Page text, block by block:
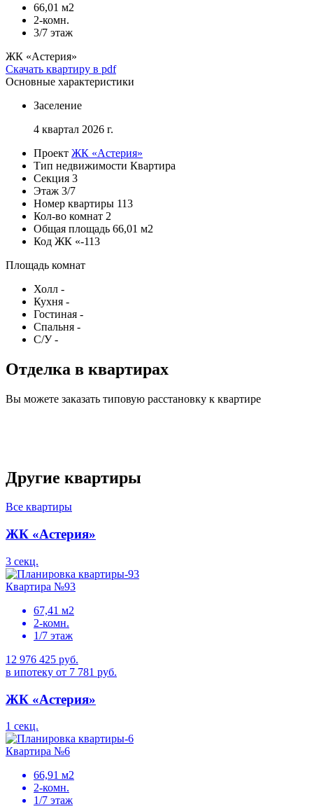
66,01 м2
2-комн.
3/7 этаж
ЖК «Астерия»
Скачать квартиру в pdf
Основные характеристики
Заселение
4 квартал 2026 г.
Проект ЖК «Астерия»
Тип недвижимости Квартира
Секция 3
Этаж 3/7
Номер квартиры 113
Кол-во комнат 2
Общая площадь 66,01 м2
Код ЖК «-113
Площадь комнат
Холл -
Кухня -
Гостиная -
Спальня -
С/У -
Отделка в квартирах
Вы можете заказать типовую расстановку к квартире
Другие квартиры
Все квартиры
ЖК «Астерия»
3 секц.
Квартира №93
67,41 м2
2-комн.
1/7 этаж
12 976 425 руб.
в ипотеку от 7 781 руб.
ЖК «Астерия»
1 секц.
Квартира №6
66,91 м2
2-комн.
1/7 этаж